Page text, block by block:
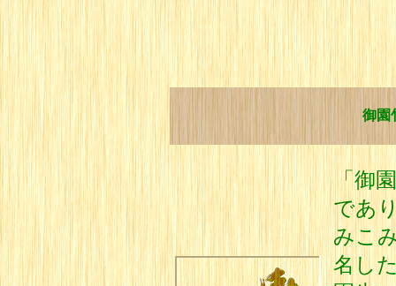
御園
「御
であ
みこ
名し